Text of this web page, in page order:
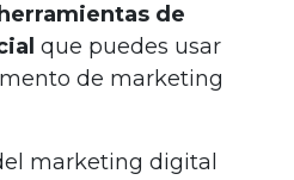
herramientas de
que puedes usar
de marketing
marketing digital